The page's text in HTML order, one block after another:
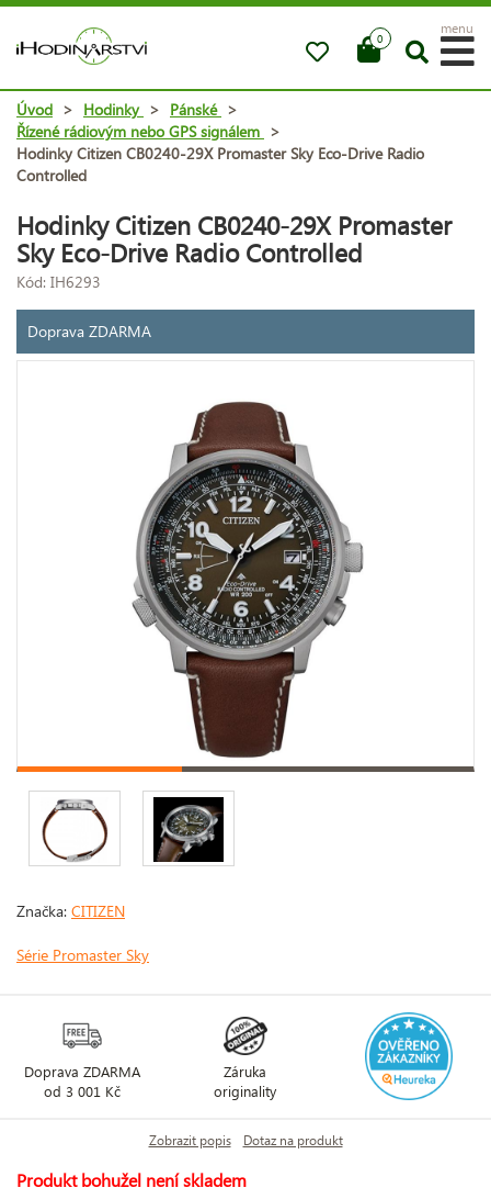
0
menu
Úvod > Hodinky > Pánské >
Řízené rádiovým nebo GPS signálem >
Hodinky Citizen CB0240-29X Promaster Sky Eco-Drive Radio
Controlled
Hodinky Citizen CB0240-29X Promaster
Sky Eco-Drive Radio Controlled
Kód: IH6293
Doprava ZDARMA
Značka: CITIZEN
Série Promaster Sky
Doprava ZDARMA
od 3 001 Kč
Záruka
originality
Zobrazit popis Dotaz na produkt
Produkt bohužel není skladem